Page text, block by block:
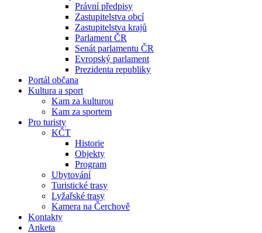
Právní předpisy
Zastupitelstva obcí
Zastupitelstva krajů
Parlament ČR
Senát parlamentu ČR
Evropský parlament
Prezidenta republiky
Portál občana
Kultura a sport
Kam za kulturou
Kam za sportem
Pro turisty
KČT
Historie
Objekty
Program
Ubytování
Turistické trasy
Lyžařské trasy
Kamera na Čerchově
Kontakty
Anketa